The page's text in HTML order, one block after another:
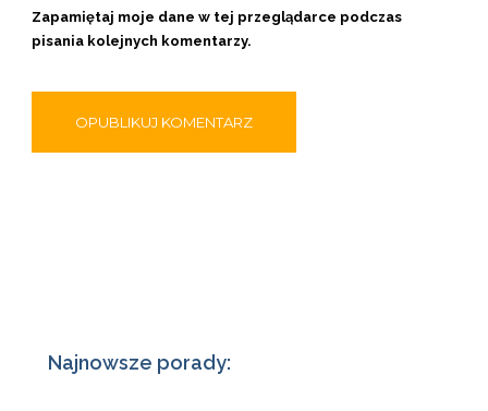
Zapamiętaj moje dane w tej przeglądarce podczas
pisania kolejnych komentarzy.
Najnowsze porady: